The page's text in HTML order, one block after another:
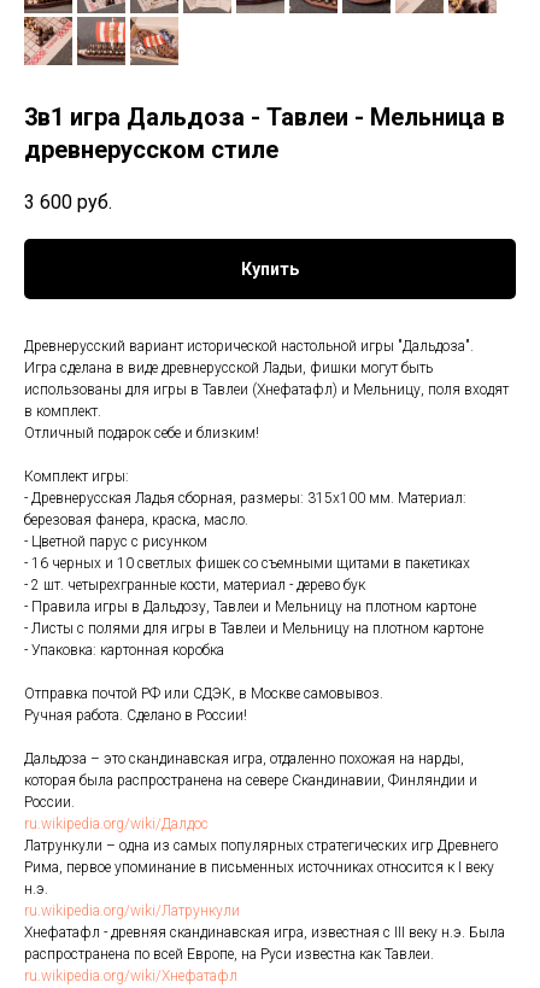
3в1 игра Дальдоза - Тавлеи - Мельница в
древнерусском стиле
3 600 руб.
Купить
Древнерусский вариант исторической настольной игры "Дальдоза".
Игра сделана в виде древнерусской Ладьи, фишки могут быть
использованы для игры в Тавлеи (Хнефатафл) и Мельницу, поля входят
в комплект.
Отличный подарок себе и близким!
Комплект игры:
- Древнерусская Ладья сборная, размеры: 315х100 мм. Материал:
березовая фанера, краска, масло.
- Цветной парус с рисунком
- 16 черных и 10 светлых фишек со съемными щитами в пакетиках
- 2 шт. четырехгранные кости, материал - дерево бук
- Правила игры в Дальдозу, Тавлеи и Мельницу на плотном картоне
- Листы с полями для игры в Тавлеи и Мельницу на плотном картоне
- Упаковка: картонная коробка
Отправка почтой РФ или СДЭК, в Москве самовывоз.
Ручная работа. Сделано в России!
Дальдоза – это скандинавская игра, отдаленно похожая на нарды,
которая была распространена на севере Скандинавии, Финляндии и
России.
ru.wikipedia.org/wiki/Далдос
Латрункули – одна из самых популярных стратегических игр Древнего
Рима, первое упоминание в письменных источниках относится к I веку
н.э.
ru.wikipedia.org/wiki/Латрункули
Хнефатафл - древняя скандинавская игра, известная с III веку н.э. Была
распространена по всей Европе, на Руси известна как Тавлеи.
ru.wikipedia.org/wiki/Хнефатафл